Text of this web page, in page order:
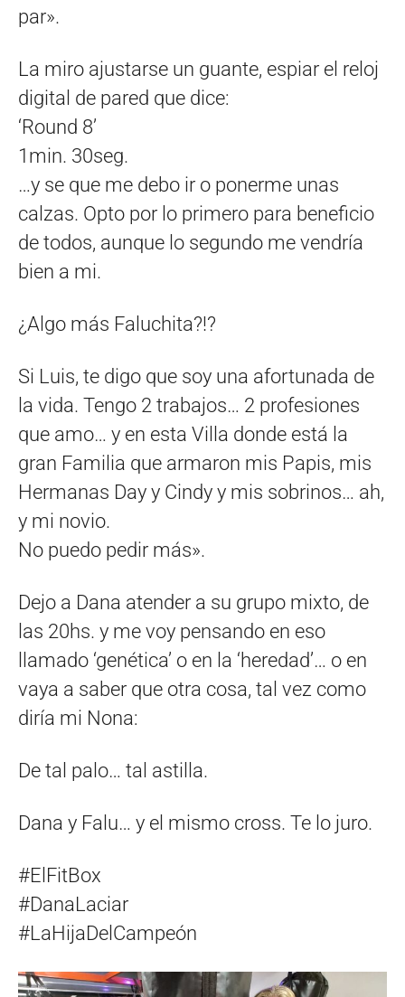
par».
La miro ajustarse un guante, espiar el reloj
digital de pared que dice:
‘Round 8’
1min. 30seg.
…y se que me debo ir o ponerme unas
calzas. Opto por lo primero para beneficio
de todos, aunque lo segundo me vendría
bien a mi.
¿Algo más Faluchita?!?
Si Luis, te digo que soy una afortunada de
la vida. Tengo 2 trabajos… 2 profesiones
que amo… y en esta Villa donde está la
gran Familia que armaron mis Papis, mis
Hermanas Day y Cindy y mis sobrinos… ah,
y mi novio.
No puedo pedir más».
Dejo a Dana atender a su grupo mixto, de
las 20hs. y me voy pensando en eso
llamado ‘genética’ o en la ‘heredad’… o en
vaya a saber que otra cosa, tal vez como
diría mi Nona:
De tal palo… tal astilla.
Dana y Falu… y el mismo cross. Te lo juro.
#ElFitBox
#DanaLaciar
#LaHijaDelCampeón